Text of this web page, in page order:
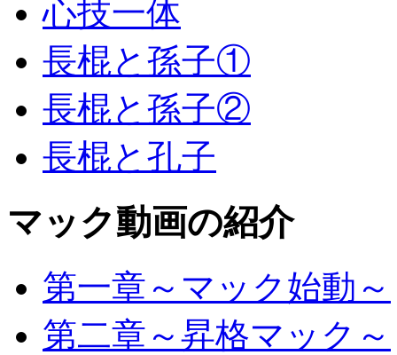
心技一体
長棍と孫子①
長棍と孫子②
長棍と孔子
マック動画の紹介
第一章～マック始動～
第二章～昇格マック～